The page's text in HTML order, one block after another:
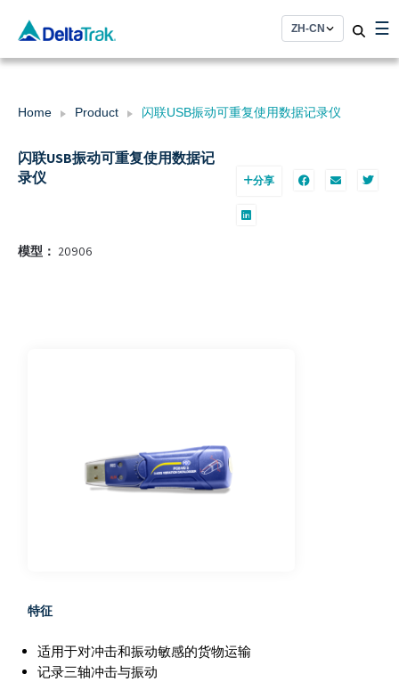
☰
content
Home Product 闪联USB振动可重复使用数据记录仪
闪联USB振动可重复使用数据记
录仪
分享
模型： 20906
特征
适用于对冲击和振动敏感的货物运输
记录三轴冲击与振动